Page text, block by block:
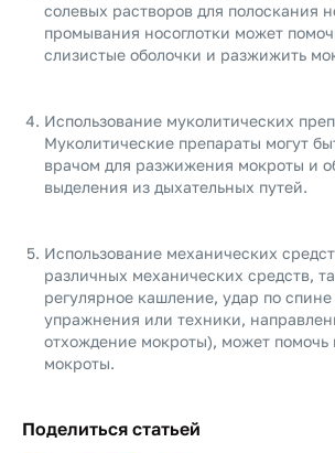
солевых растворов для полоскания
промывания носоглотки может
слизистые оболочки и разжижить
Использование муколитических
Муколитические препараты могут
врачом для разжижения мокроты и
выделения из дыхательных путей.
Использование механических
различных механических средств,
регулярное кашление, удар по
упражнения или техники,
отхождение мокроты), может помочь
мокроты.
Поделиться статьей